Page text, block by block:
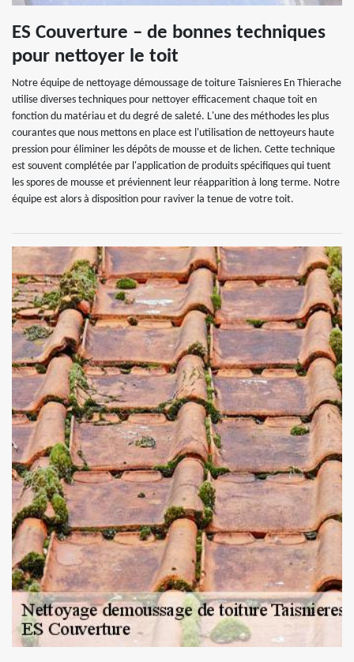
ES Couverture – de bonnes techniques
pour nettoyer le toit
Notre équipe de nettoyage démoussage de toiture Taisnieres En Thierache
utilise diverses techniques pour nettoyer efficacement chaque toit en
fonction du matériau et du degré de saleté. L'une des méthodes les plus
courantes que nous mettons en place est l'utilisation de nettoyeurs haute
pression pour éliminer les dépôts de mousse et de lichen. Cette technique
est souvent complétée par l'application de produits spécifiques qui tuent
les spores de mousse et préviennent leur réapparition à long terme. Notre
équipe est alors à disposition pour raviver la tenue de votre toit.